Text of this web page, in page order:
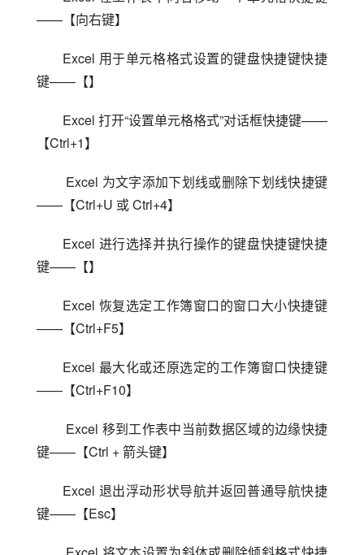
——【向右键】
Excel 用于单元格格式设置的键盘快捷键快捷
键——【】
Excel 打开“设置单元格格式”对话框快捷键——
【Ctrl+1】
——【Ctrl+U 或 Ctrl+4】
Excel 进行选择并执行操作的键盘快捷键快捷
键——【】
Excel 恢复选定工作簿窗口的窗口大小快捷键
——【Ctrl+F5】
Excel 最大化或还原选定的工作簿窗口快捷键
——【Ctrl+F10】
键——【Ctrl + 箭头键】
Excel 退出浮动形状导航并返回普通导航快捷
键——【Esc】